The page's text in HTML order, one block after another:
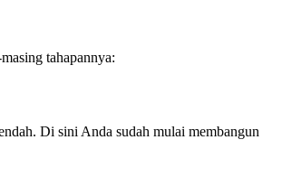
tahapannya:
Di sini Anda sudah mulai membangun